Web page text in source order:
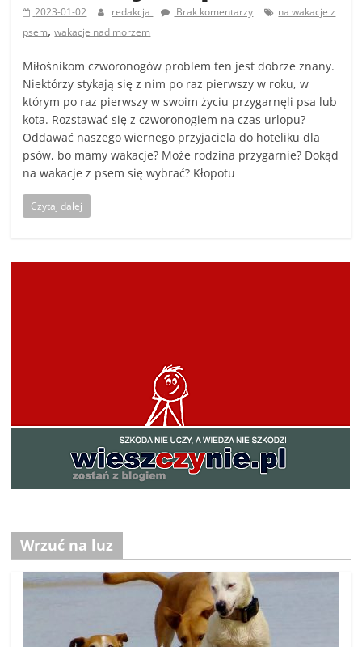
2023-01-02 redakcja Brak komentarzy
na wakacje z
psem,wakacje nad morzem
Miłośnikom czworonogów problem ten jest dobrze znany.
Niektórzy stykają się z nim po raz pierwszy w roku, w
którym po raz pierwszy w swoim życiu przygarnęli psa lub
kota. Rozstawać się z czworonogiem na czas urlopu?
Oddawać naszego wiernego przyjaciela do hoteliku dla
psów, bo mamy wakacje? Może rodzina przygarnie? Dokąd
na wakacje z psem się wybrać? Kłopotu
Czytaj dalej
Wrzuć na luz